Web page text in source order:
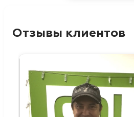
Отзывы клиентов